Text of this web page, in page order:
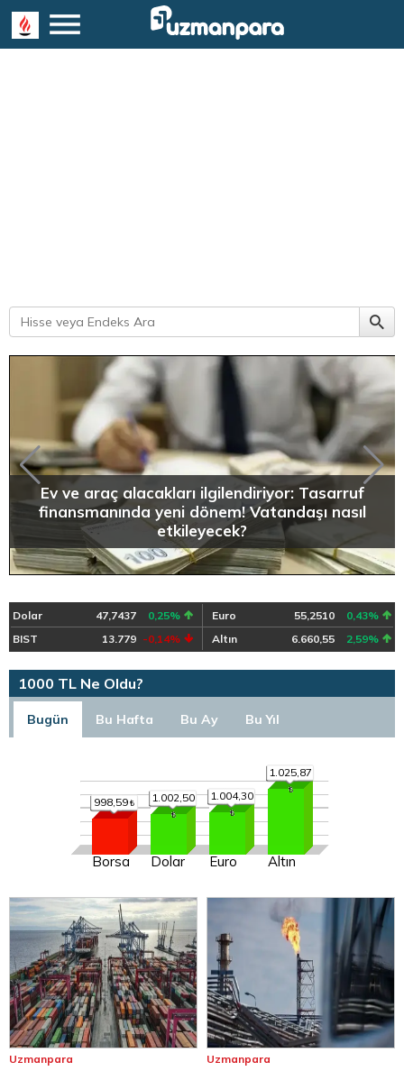
Ev ve araç alacakları ilgilendiriyor: Tasarruf
finansmanında yeni dönem! Vatandaşı nasıl
etkileyecek?
Dolar 47,7437 0,25% Euro 55,2510
0,43%
BIST
13.779 -0,14% Altın 6.660,55 2,59%
1000 TL Ne Oldu?
Bugün Bu Hafta Bu Ay Bu Yıl
998,59
Borsa
1.002,50
Dolar
1.004,30
Euro
1.025,87
Altın
Uzmanpara Uzmanpara